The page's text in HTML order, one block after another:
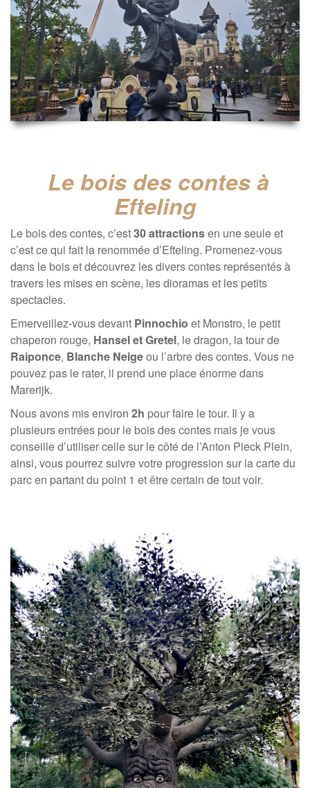
Le bois des contes à
Efteling
Le bois des contes, c’est30 attractionsen une seule et
c’est ce qui fait la renommée d’Efteling. Promenez-vous
dans le bois et découvrez les divers contes représentés à
travers les mises en scène, les dioramas et les petits
spectacles.
Emerveillez-vous devant Pinnochio et Monstro, le petit
chaperon rouge, Hansel et Gretel, le dragon, la tour de
Raiponce, Blanche Neigeou l’arbre des contes. Vous ne
pouvez pas le rater, il prend une place énorme dans
Marerijk.
Nous avons mis environ 2h pour faire le tour. Il y a
plusieurs entrées pour le bois des contes mais je vous
conseille d’utiliser celle sur le côté de l’Anton Pieck Plein,
ainsi, vous pourrez suivre votre progression sur la carte du
parc en partant du point 1 et être certain de tout voir.